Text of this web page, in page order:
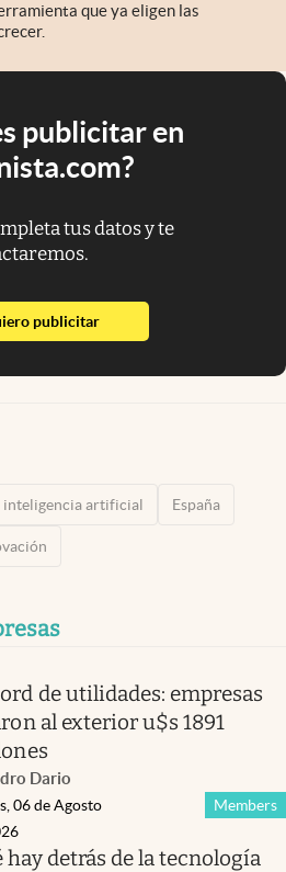
que ya eligen las
publicitar en
tus datos y te
publicitarabre en nueva pestaña
inteligencia artificial España
de utilidades: empresas
al exterior u$s 1891
Dario
Members
06 de Agosto
hay detrás de la tecnología